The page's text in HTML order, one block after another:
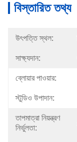
বিস্তারিত তথ্য
উৎপত্তি স্থল:
সাক্ষ্যদান:
ব্লোয়ার পাওয়ার:
স্টুডিও উপাদান:
তাপমাত্রা নিয়ন্ত্রণ
নির্ভুলতা: